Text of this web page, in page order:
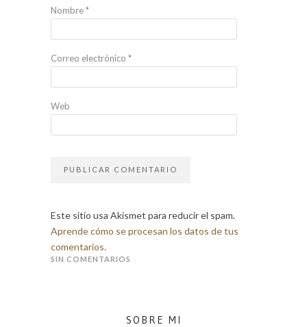
Nombre*
Correo electrónico *
Web
Este sitio usa Akismet para reducir el spam.
Aprende cómo se procesan los datos de tus
comentarios.
SIN COMENTARIOS
SOBRE MI